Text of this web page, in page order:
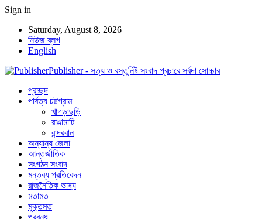
Sign in
Saturday, August 8, 2026
নিউজ ব্লগ
English
Publisher - সত্য ও বস্তুনিষ্ট সংবাদ প্রচারে সর্বদা সোচ্চার
প্রচ্ছদ
পার্বত্য চট্টগ্রাম
খাগড়াছড়ি
রাঙামাটি
বান্দরবান
অন্যান্য জেলা
আন্তর্জাতিক
সংগঠন সংবাদ
মন্তব্য প্রতিবেদন
রাজনৈতিক ভাষ্য
মতামত
মুক্তমত
প্রবন্ধ